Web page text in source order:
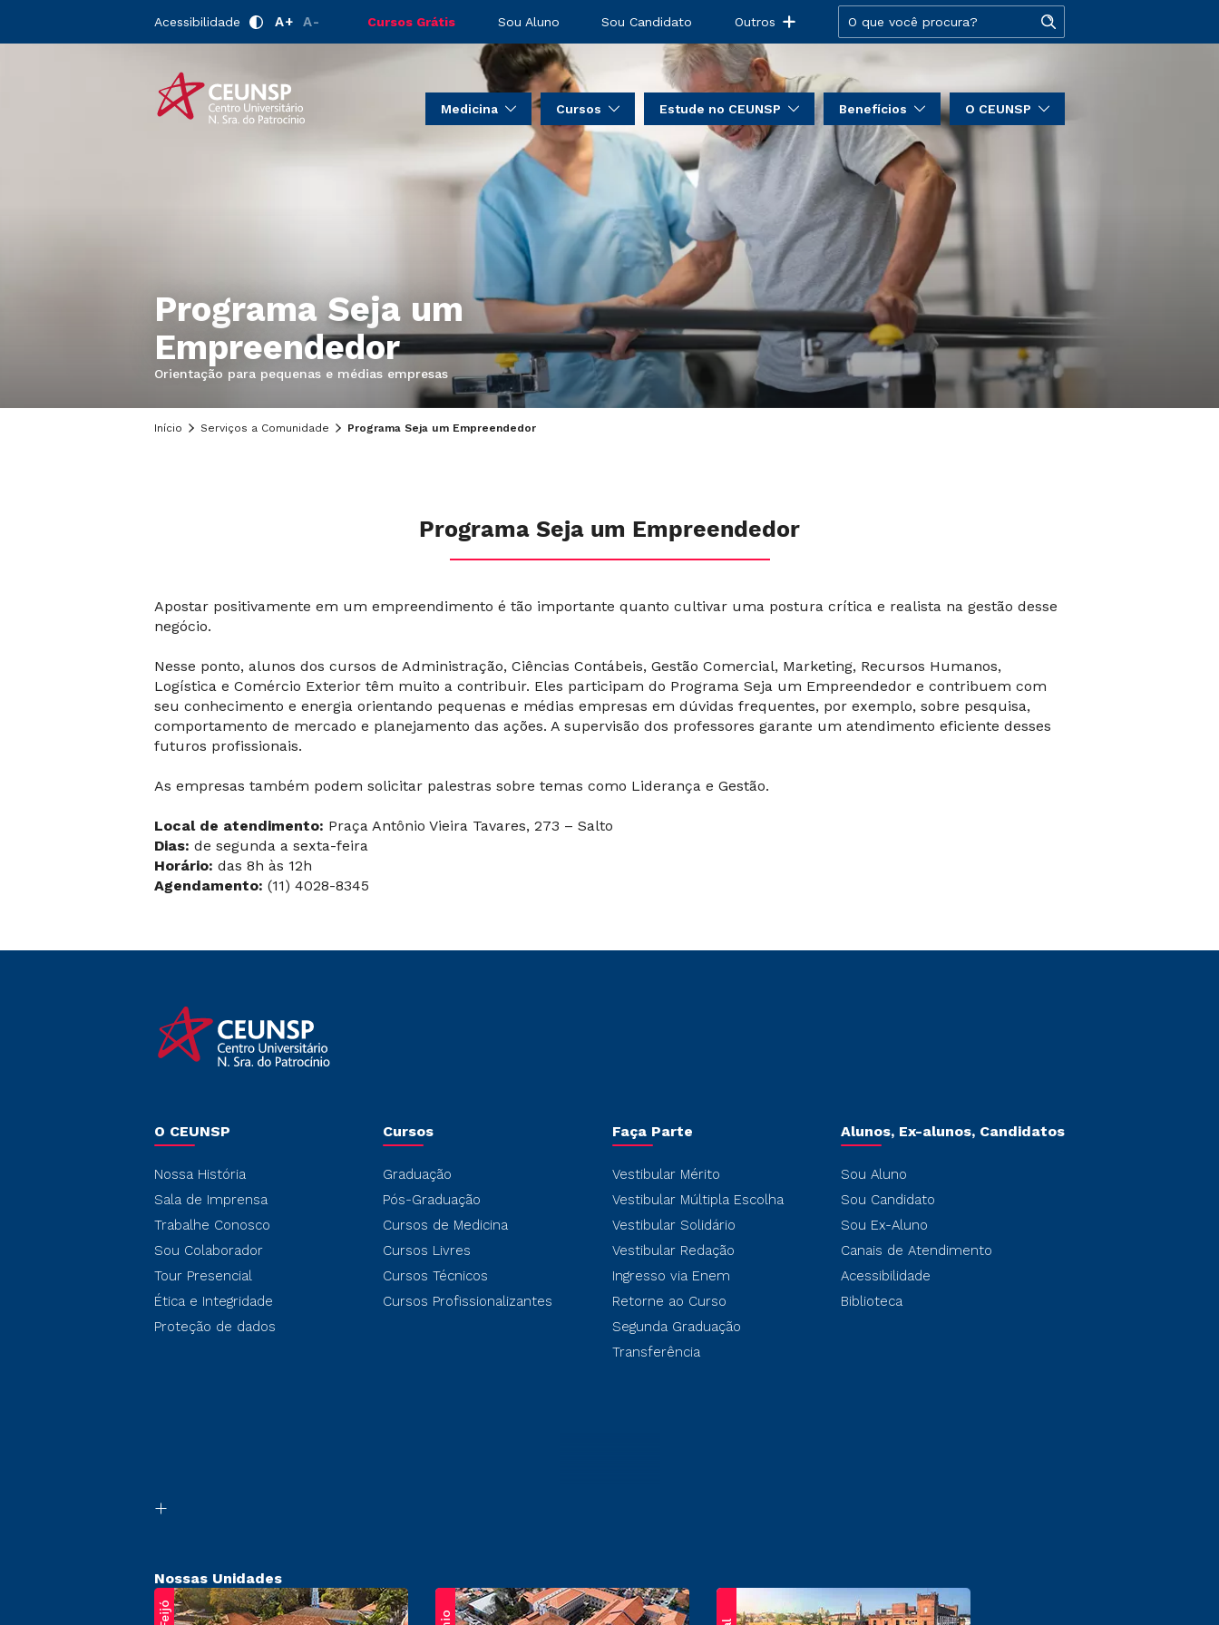
Acessibilidade A+ A- Cursos Grátis Sou Aluno Sou Candidato Outros
Medicina Cursos Estude no CEUNSP Benefícios O CEUNSP
Programa Seja um
Empreendedor
Orientação para pequenas e médias empresas
Início Serviços a Comunidade Programa Seja um Empreendedor
Programa Seja um Empreendedor
Apostar positivamente em um empreendimento é tão importante quanto cultivar uma postura crítica e realista na gestão desse
negócio.
Nesse ponto, alunos dos cursos de Administração, Ciências Contábeis, Gestão Comercial, Marketing, Recursos Humanos,
Logística e Comércio Exterior têm muito a contribuir. Eles participam do Programa Seja um Empreendedor e contribuem com
seu conhecimento e energia orientando pequenas e médias empresas em dúvidas frequentes, por exemplo, sobre pesquisa,
comportamento de mercado e planejamento das ações. A supervisão dos professores garante um atendimento eficiente desses
futuros profissionais.
As empresas também podem solicitar palestras sobre temas como Liderança e Gestão.
Local de atendimento: Praça Antônio Vieira Tavares, 273 – Salto
Dias: de segunda a sexta-feira
Horário: das 8h às 12h
Agendamento: (11) 4028-8345
O CEUNSP
Nossa História
Sala de Imprensa
Trabalhe Conosco
Sou Colaborador
Tour Presencial
Ética e Integridade
Proteção de dados
Cursos
Graduação
Pós-Graduação
Cursos de Medicina
Cursos Livres
Cursos Técnicos
Cursos Profissionalizantes
Faça Parte
Vestibular Mérito
Vestibular Múltipla Escolha
Vestibular Solidário
Vestibular Redação
Ingresso via Enem
Retorne ao Curso
Segunda Graduação
Transferência
Alunos, Ex-alunos, Candidatos
Sou Aluno
Sou Candidato
Sou Ex-Aluno
Canais de Atendimento
Acessibilidade
Biblioteca
Nossas Unidades